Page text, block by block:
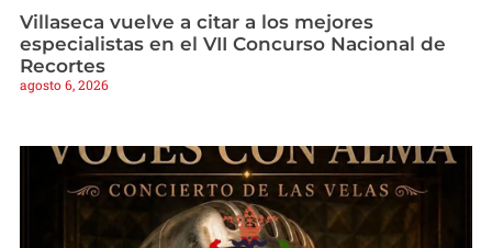
Villaseca vuelve a citar a los mejores
especialistas en el VII Concurso Nacional de
Recortes
agosto 6, 2026